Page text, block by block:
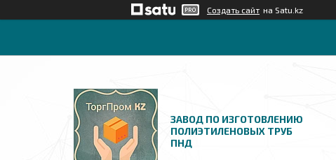
Создать сайт на Satu.kz
ЗАВОД ПО ИЗГОТОВЛЕНИЮ
ПОЛИЭТИЛЕНОВЫХ ТРУБ
ПНД